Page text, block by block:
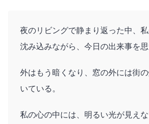
夜のリビングで静まり返った中、私
沈み込みながら、今日の出来事を思
外はもう暗くなり、窓の外には街
いている。
私の心の中には、明るい光が見えな